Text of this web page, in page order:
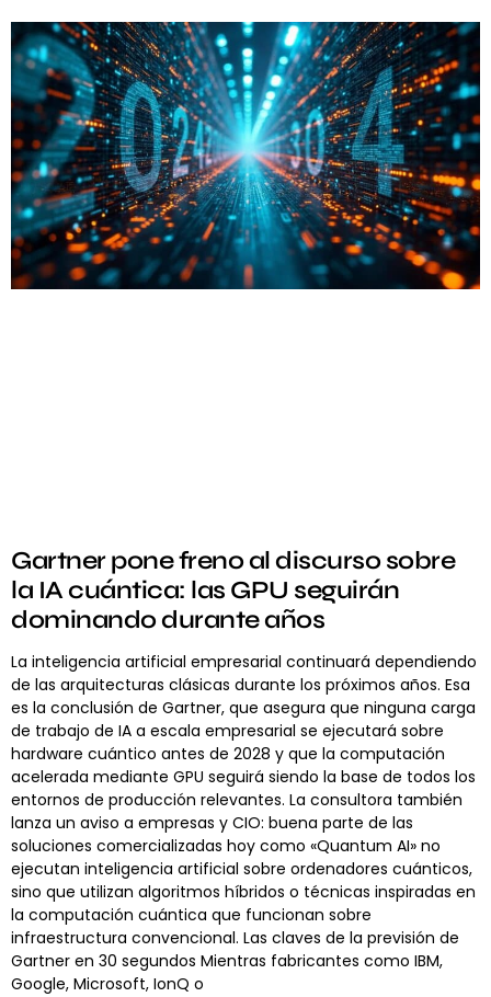
Gartner pone freno al discurso sobre
la IA cuántica: las GPU seguirán
dominando durante años
La inteligencia artificial empresarial continuará dependiendo
de las arquitecturas clásicas durante los próximos años. Esa
es la conclusión de Gartner, que asegura que ninguna carga
de trabajo de IA a escala empresarial se ejecutará sobre
hardware cuántico antes de 2028 y que la computación
acelerada mediante GPU seguirá siendo la base de todos los
entornos de producción relevantes. La consultora también
lanza un aviso a empresas y CIO: buena parte de las
soluciones comercializadas hoy como «Quantum AI» no
ejecutan inteligencia artificial sobre ordenadores cuánticos,
sino que utilizan algoritmos híbridos o técnicas inspiradas en
la computación cuántica que funcionan sobre
infraestructura convencional. Las claves de la previsión de
Gartner en 30 segundos Mientras fabricantes como IBM,
Google, Microsoft, IonQ o